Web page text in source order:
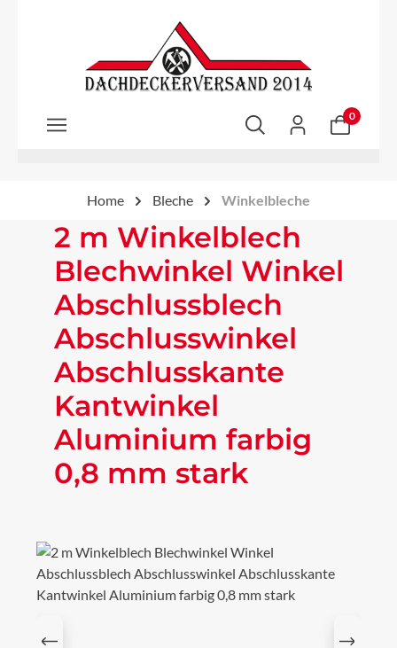
Zum Hauptinhalt springen
0
Home Bleche Winkelbleche
2 m Winkelblech
Blechwinkel Winkel
Abschlussblech
Abschlusswinkel
Abschlusskante
Kantwinkel
Aluminium farbig
0,8 mm stark
Bildergalerie überspringen